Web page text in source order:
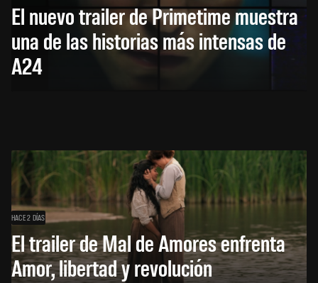
El nuevo trailer de Primetime muestra
una de las historias más intensas de
A24
HACE 2 DÍAS
El trailer de Mal de Amores enfrenta
Amor, libertad y revolución